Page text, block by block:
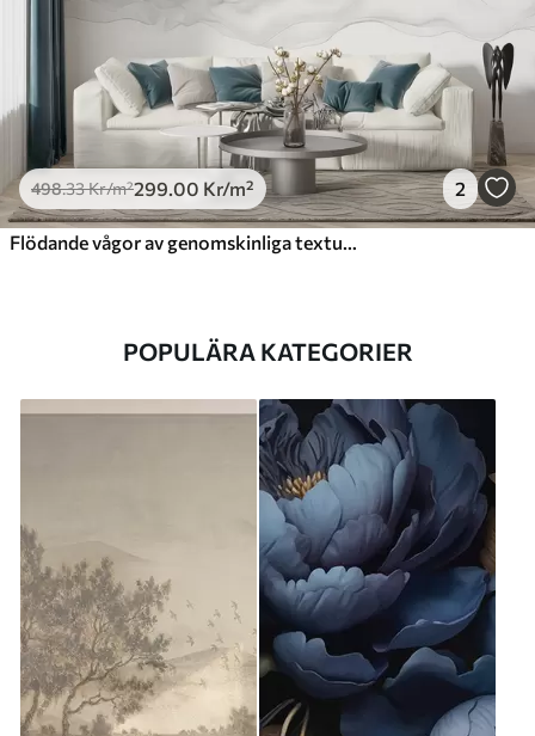
498.33Kr/m²299.00 Kr/m² 2
Flödande vågor av genomskinliga texturer i nyanser av mörkblått , ljusblått och vitt på en ljus bakgrund
POPULÄRA KATEGORIER